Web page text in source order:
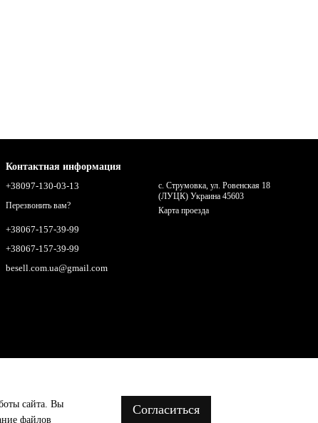
Контактная информация
+38097-130-03-13
Перезвонить вам?
+38067-157-39-99
+38067-157-39-99
besell.com.ua@gmail.com
с. Струмовка, ул. Ровенская 18
(ЛУЦК) Украина 45603
Карта проезда
сайта. Вы
файлов
Согласиться